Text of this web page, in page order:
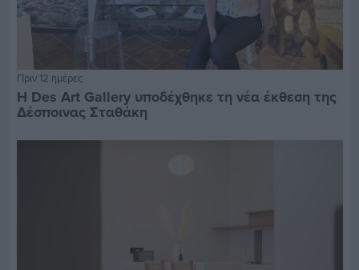
Πριν 12 ημέρες
Η Des Art Gallery υποδέχθηκε τη νέα έκθεση της
Δέσποινας Σταθάκη